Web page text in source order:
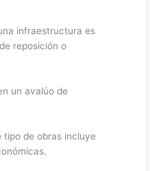
infraestructura es
reposición o
un avalúo de
tipo de obras incluye